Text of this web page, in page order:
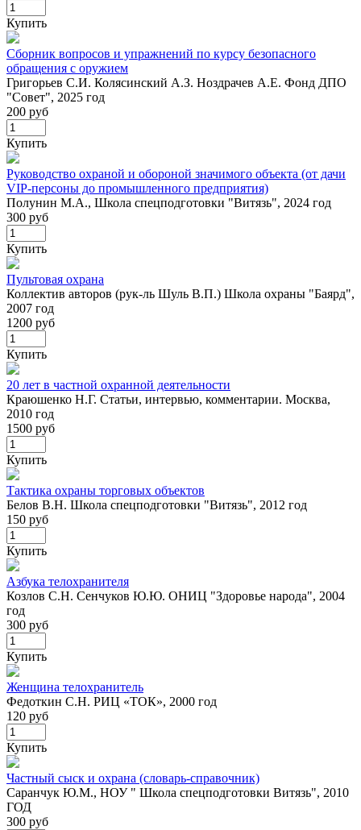
Купить
Сборник вопросов и упражнений по курсу безопасного
обращения с оружием
Григорьев С.И. Колясинский А.З. Ноздрачев А.Е. Фонд ДПО
"Совет", 2025 год
200 руб
Купить
Руководство охраной и обороной значимого объекта (от дачи
VIP-персоны до промышленного предприятия)
Полунин М.А., Школа спецподготовки "Витязь", 2024 год
300 руб
Купить
Пультовая охрана
Коллектив авторов (рук-ль Шуль В.П.) Школа охраны "Баярд",
2007 год
1200 руб
Купить
20 лет в частной охранной деятельности
Краюшенко Н.Г. Статьи, интервью, комментарии. Москва,
2010 год
1500 руб
Купить
Тактика охраны торговых объектов
Белов В.Н. Школа спецподготовки "Витязь", 2012 год
150 руб
Купить
Азбука телохранителя
Козлов С.Н. Сенчуков Ю.Ю. ОНИЦ "Здоровье народа", 2004
год
300 руб
Купить
Женщина телохранитель
Федоткин С.Н. РИЦ «ТОК», 2000 год
120 руб
Купить
Частный сыск и охрана (словарь-справочник)
Саранчук Ю.М., НОУ " Школа спецподготовки Витязь", 2010
ГОД
300 руб